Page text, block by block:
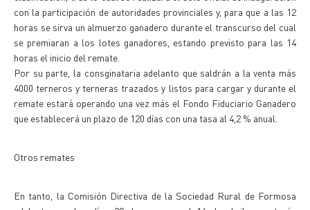
con la participación de autoridades provinciales y, para que a las 12
horas se sirva un almuerzo ganadero durante el transcurso del cual
se premiaran a los lotes ganadores, estando previsto para las 14
horas el inicio del remate.
Por su parte, la consginataria adelanto que saldrán a la venta más
4000 terneros y terneras trazados y listos para cargar y durante el
remate estará operando una vez más el Fondo Fiduciario Ganadero
que establecerá un plazo de 120 días con una tasa al 4,2 % anual.
Otros remates
En tanto, la Comisión Directiva de la Sociedad Rural de Formosa